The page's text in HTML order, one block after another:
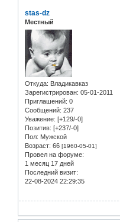
stas-dz
Местный
Откуда: Владикавказ
Зарегистрирован: 05-01-2011
Приглашений: 0
Сообщений: 237
Уважение: [+129/-0]
Позитив: [+237/-0]
Пол: Мужской
Возраст: 66 [1960-05-01]
Провел на форуме:
1 месяц 17 дней
Последний визит:
22-08-2024 22:29:35